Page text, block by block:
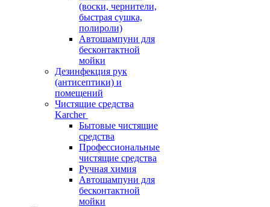
(воски, чернители,
быстрая сушка,
полироли)
Автошампуни для
бесконтактной
мойки
Дезинфекция рук
(антисептики) и
помещений
Чистящие средства
Karcher
Бытовые чистящие
средства
Профессиональные
чистящие средства
Ручная химия
Автошампуни для
бесконтактной
мойки